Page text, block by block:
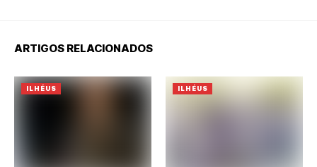
ARTIGOS RELACIONADOS
ILHÉUS ILHÉUS